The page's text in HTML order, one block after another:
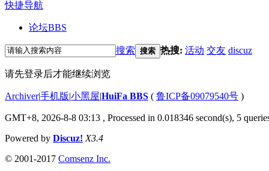
快捷导航
论坛BBS
搜索 搜索 热搜: 活动 交友 discuz
请先登录后才能继续浏览
Archiver|手机版|小黑屋|HuiFa BBS ( 鲁ICP备09079540号 )
GMT+8, 2026-8-8 03:13 , Processed in 0.018346 second(s), 5
Powered by Discuz! X3.4
© 2001-2017 Comsenz Inc.